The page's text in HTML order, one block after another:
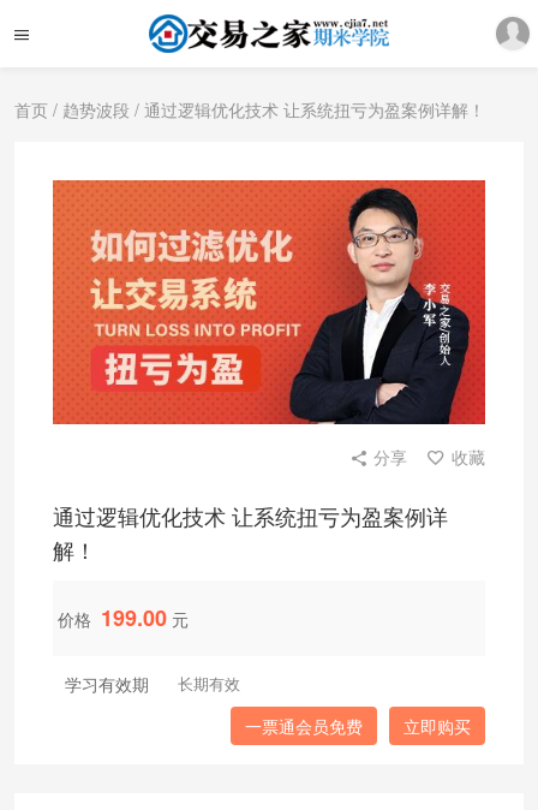
首页 / 趋势波段 / 通过逻辑优化技术 让系统扭亏为盈案例详解！
分享 收藏
通过逻辑优化技术 让系统扭亏为盈案例详
解！
价格 199.00 元
学习有效期 长期有效
立即购买
一票通会员免费